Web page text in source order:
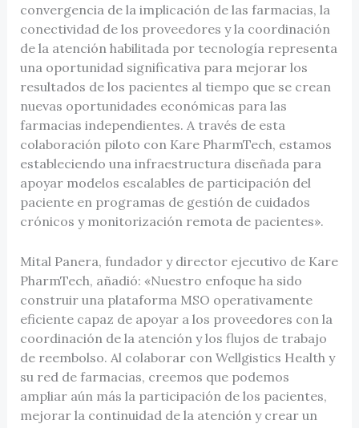
convergencia de la implicación de las farmacias, la
conectividad de los proveedores y la coordinación
de la atención habilitada por tecnología representa
una oportunidad significativa para mejorar los
resultados de los pacientes al tiempo que se crean
nuevas oportunidades económicas para las
farmacias independientes. A través de esta
colaboración piloto con Kare PharmTech, estamos
estableciendo una infraestructura diseñada para
apoyar modelos escalables de participación del
paciente en programas de gestión de cuidados
crónicos y monitorización remota de pacientes».
Mital Panera, fundador y director ejecutivo de Kare
PharmTech, añadió: «Nuestro enfoque ha sido
construir una plataforma MSO operativamente
eficiente capaz de apoyar a los proveedores con la
coordinación de la atención y los flujos de trabajo
de reembolso. Al colaborar con Wellgistics Health y
su red de farmacias, creemos que podemos
ampliar aún más la participación de los pacientes,
mejorar la continuidad de la atención y crear un